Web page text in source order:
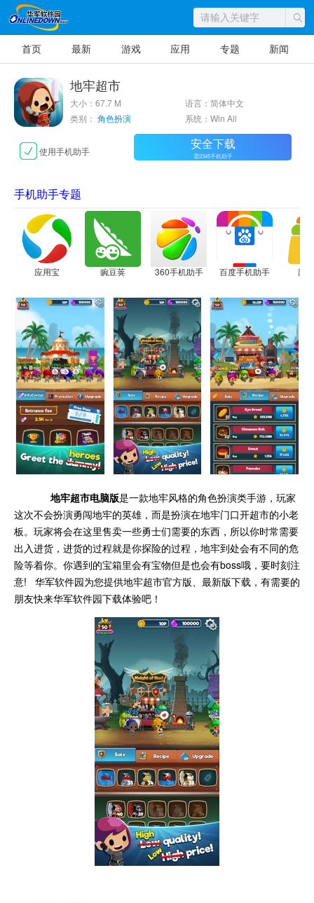
首页 最新 游戏 应用 专题 新闻
地牢超市
大小：67.7 M
语言：简体中文
类别： 角色扮演 系统：Win All
使用手机助手 安全下载
需2345手机助手
手机助手专题
应用宝 豌豆荚 360手机助手 百度手机助手 应
地牢超市电脑版是一款地牢风格的角色扮演类手游，玩家
这次不会扮演勇闯地牢的英雄，而是扮演在地牢门口开超市的小老
板。玩家将会在这里售卖一些勇士们需要的东西，所以你时常需要
出入进货，进货的过程就是你探险的过程，地牢到处会有不同的危
险等着你。你遇到的宝箱里会有宝物但是也会有boss哦，要时刻注
意! 华军软件园为您提供地牢超市官方版、最新版下载，有需要的
朋友快来华军软件园下载体验吧！